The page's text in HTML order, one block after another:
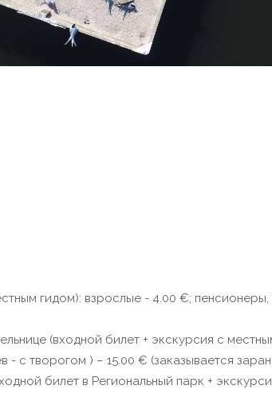
гидом): взрослые - 4.00 €;
(входной билет + экскурсия с
- с творогом ) – 15.00 € (заказывается
билет в Региональный парк +